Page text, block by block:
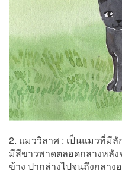
2. แมววิลาศ : เป็นแมวที่มี
มีสีขาวพาดตลอดกลางหลัง
ข้าง ปากล่างไปจนถึงกลาง